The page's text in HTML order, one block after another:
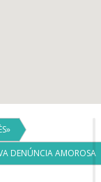
DENÚNCIA AMOROSA